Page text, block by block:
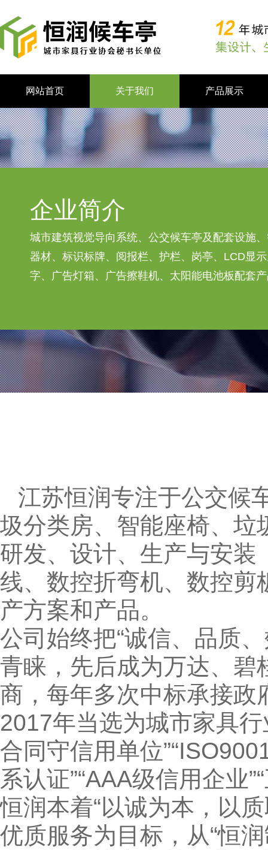
网站首页 关于我们 产品展示
企业简介
城市建筑视觉导向系统、公交候车亭及配套设施
器材、标识标牌、阅报栏、护栏、岗亭、LCD显
字、广告灯箱、广告擦鞋机、太阳能电池板配套
江苏恒润专注于公交候
圾分类房、智能座椅、垃
研发、设计、生产与安
线、数控折弯机、数控剪
产方案和产品。
公司始终把“诚信、品质
青睐，先后成为万达、碧
商，每年多次中标承接政
2017年当选为城市家具
合同守信用单位
系认证”“AAA级信用企业
恒润本着“以诚为本，以
优质服务为目标，从“恒